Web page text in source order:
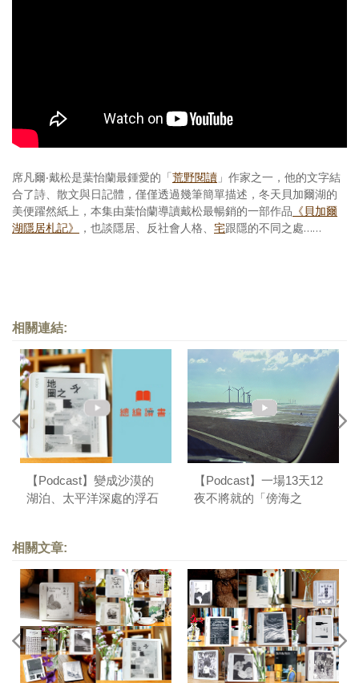
關於Yilan
活動實況記錄
媒體報導一覽
席凡爾‧戴松是葉怡蘭最鍾愛的「荒野閱讀 」作家之一，他的文字結
合了詩、散文與日記體，僅僅透過幾筆簡單描述，冬天貝加爾湖的
美便躍然紙上，本集由葉怡蘭導讀戴松最暢銷的一部作品 《貝加爾
湖隱居札記》
，也談隱居、反社會人格、 宅跟隱的不同之處……
相關連結:
【Podcast】變成沙漠的
湖泊、太平洋深處的浮石
｜總編讀書
【Podcast】一場13天12
夜不將就的「傍海之
相關文章: